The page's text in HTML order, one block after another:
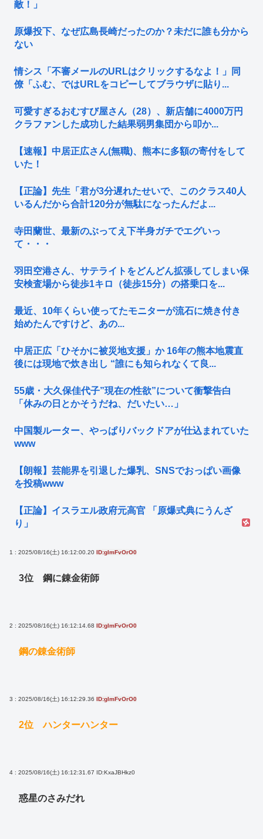
敵！」
原爆投下、なぜ広島長崎だったのか？未だに誰も分から
ない
情シス「不審メールのURLはクリックするなよ！」同
僚「ふむ、ではURLをコピーしてブラウザに貼り...
可愛すぎるおむすび屋さん（28）、新店舗に4000万円
クラファンした成功した結果弱男集団から叩か...
【速報】中居正広さん(無職)、熊本に多額の寄付をして
いた！
【正論】先生「君が3分遅れたせいで、このクラス40人
いるんだから合計120分が無駄になったんだよ...
寺田蘭世、最新のぶってえ下半身ガチでエグいっ
て・・・
羽田空港さん、サテライトをどんどん拡張してしまい保
安検査場から徒歩1キロ（徒歩15分）の搭乗口を...
最近、10年くらい使ってたモニターが流石に焼き付き
始めたんですけど、あの...
中居正広「ひそかに被災地支援」か 16年の熊本地震直
後には現地で炊き出し “誰にも知られなくて良...
55歳・大久保佳代子”現在の性欲”について衝撃告白
「休みの日とかそうだね、だいたい…」
中国製ルーター、やっぱりバックドアが仕込まれていた
www
【朗報】芸能界を引退した爆乳、SNSでおっぱい画像
を投稿www
【正論】イスラエル政府元高官 「原爆式典にうんざ
り」
1 : 2025/08/16(土) 16:12:00.20 ID:glmFvOrO0
3位 鋼に錬金術師
2 : 2025/08/16(土) 16:12:14.68 ID:glmFvOrO0
鋼の錬金術師
3 : 2025/08/16(土) 16:12:29.36 ID:glmFvOrO0
2位 ハンターハンター
4 : 2025/08/16(土) 16:12:31.67 ID:KxaJBHkz0
惑星のさみだれ